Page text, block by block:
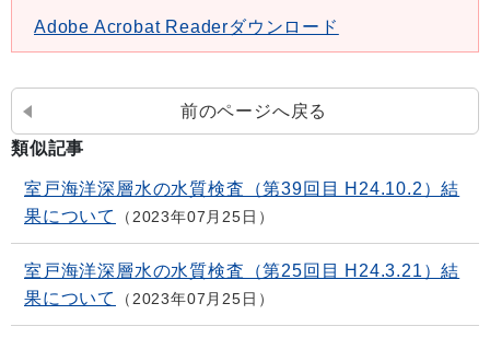
Adobe Acrobat Readerダウンロード
前のページへ戻る
類似記事
室戸海洋深層水の水質検査（第39回目 H24.10.2）結
果について
2023年07月25日
室戸海洋深層水の水質検査（第25回目 H24.3.21）結
果について
2023年07月25日